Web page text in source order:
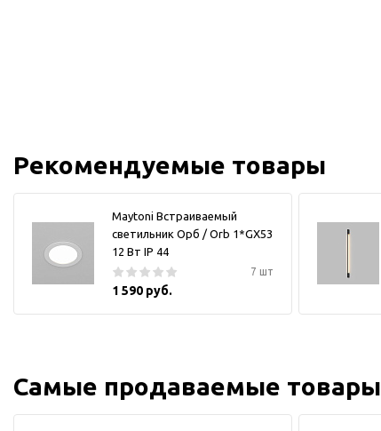
Рекомендуемые товары
Maytoni Встраиваемый
светильник Орб / Orb 1*GX53
12 Вт IP 44
7 шт
1 590 руб.
Самые продаваемые товары